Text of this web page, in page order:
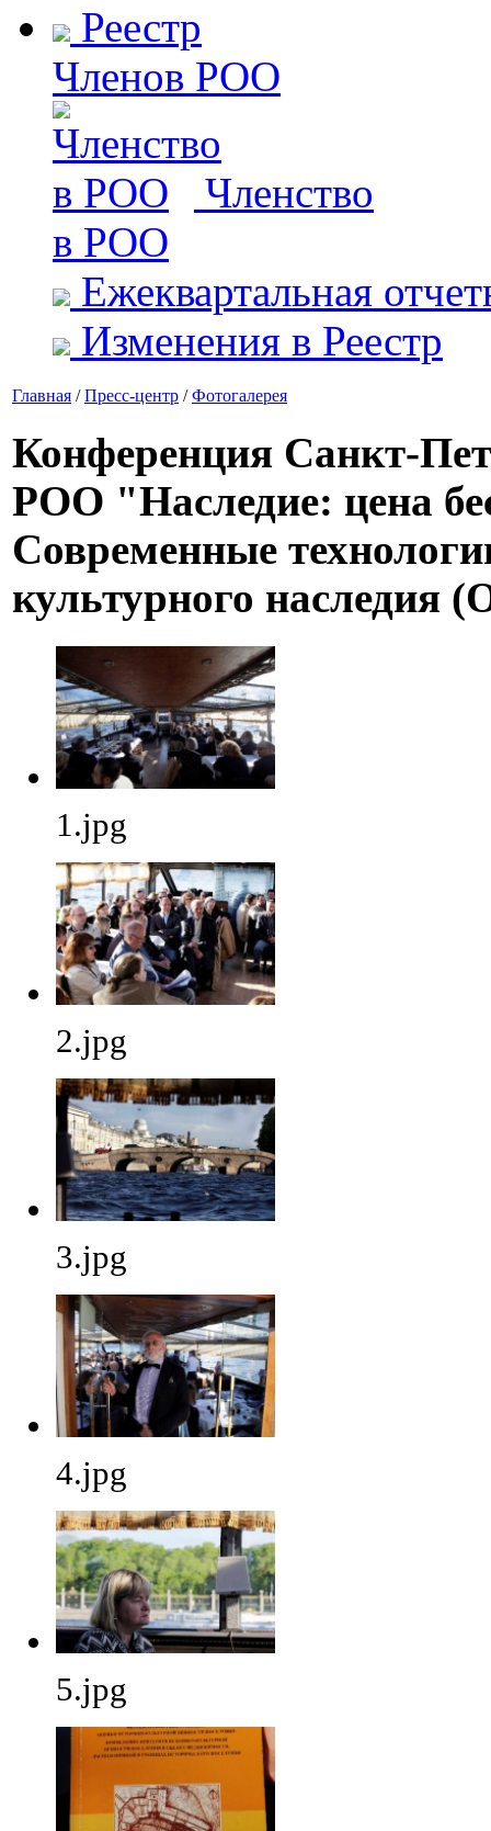
Реестр
Членов РОО
Членство
в РОО
Ежеквартальная
Изменения в Реестр
Главная /Пресс-центр /Фотогалерея
Конференция Санкт-
РОО "Наследие: цена
Современные
культурного наследия
1.jpg
2.jpg
3.jpg
4.jpg
5.jpg